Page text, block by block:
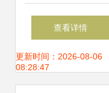
背景PSD设计素材
高清模板下载与舞
查看详情
更新时间：2026-08-06
08:28:47